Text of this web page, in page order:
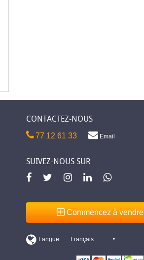
CONTACTEZ-NOUS
77 12 61 33 Email
SUIVEZ-NOUS SUR
Commencez à vendre